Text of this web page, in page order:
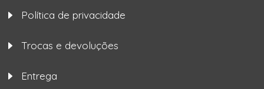
Política de privacidade
Trocas e devoluções
Entrega